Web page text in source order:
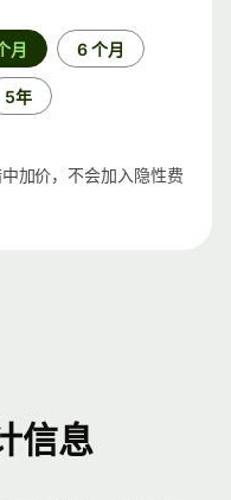
月 6 个月
5年
加价，不会加入隐性费
信息